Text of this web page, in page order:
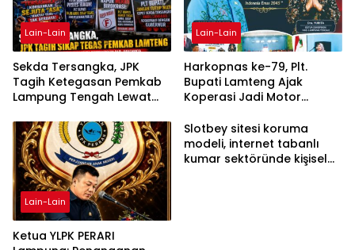
Lain-Lain
Sekda Tersangka, JPK
Tagih Ketegasan Pemkab
Lampung Tengah Lewat
Lain-Lain
Harkopnas ke-79, Plt.
Bupati Lamteng Ajak
Koperasi Jadi Motor
Lain-Lain
Ketua YLPK PERARI
Slotbey sitesi koruma
modeli, internet tabanlı
kumar sektöründe kişisel